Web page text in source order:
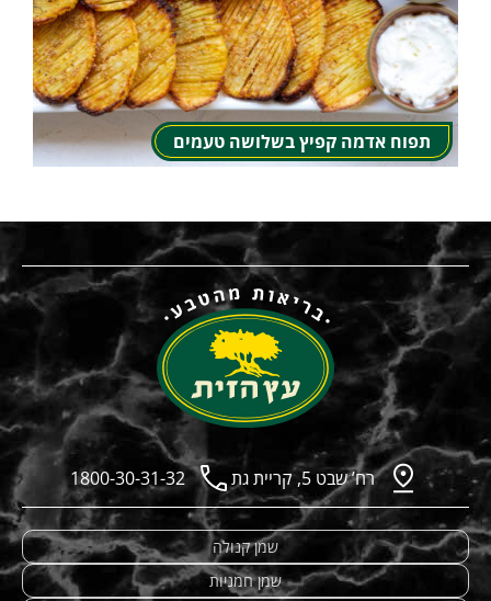
תפוח אדמה קפיץ בשלושה טעמים
רח’ שבט 5, קריית גת 1800-30-31-32
שמן קנולה
שמן חמניות